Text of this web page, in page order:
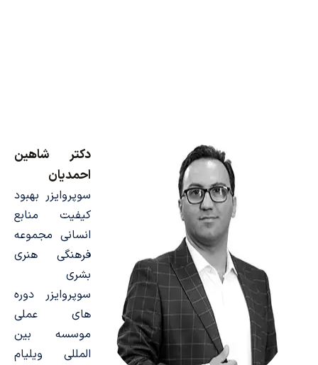
دکتر شاهین
احمدیان
سوپروایزر بهبود
کیفیت منابع
انسانی مجموعه
فرهنگی هنری
بشری
سوپروایزر دوره
های عملی
موسسه بین
المللی ویلیام